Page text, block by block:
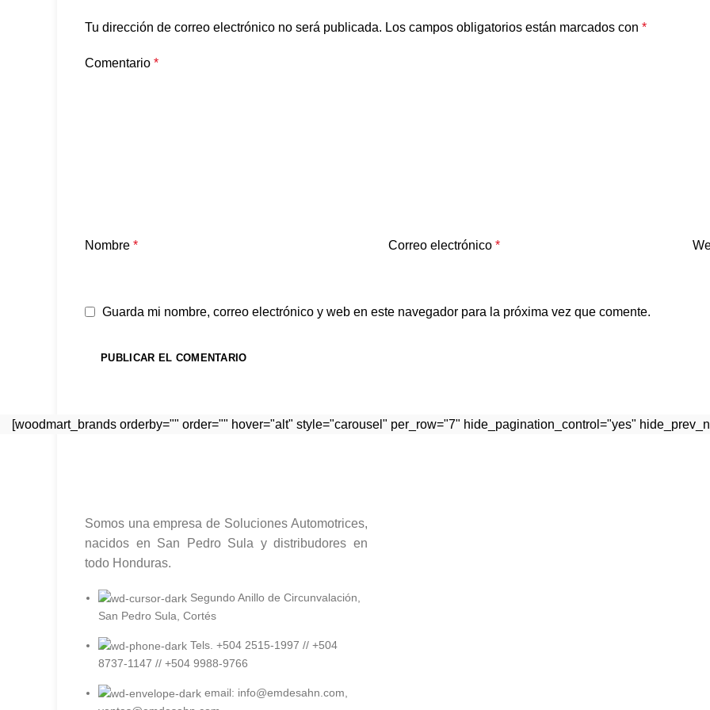
Tu dirección de correo electrónico no será publicada. Los campos obligatorios están marcados con *
Comentario *
Nombre * Correo electrónico*
Guarda mi nombre, correo electrónico y web en este navegador para la próxima vez que comente.
[woodmart_brands orderby="" order="" hover="alt" style="carousel" per_row="7" hide_pagination_control="yes"
Somos una empresa de Soluciones Automotrices,
nacidos en San Pedro Sula y distribudores en
todo Honduras.
Segundo Anillo de Circunvalación,
San Pedro Sula, Cortés
Tels. +504 2515-1997 // +504
8737-1147 // +504 9988-9766
email: info@emdesahn.com,